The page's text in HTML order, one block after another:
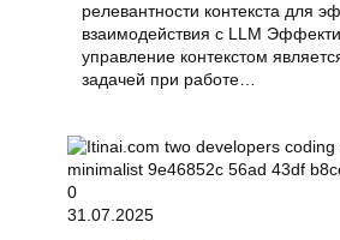
релевантности контекста для
взаимодействия с LLM
управление контекстом
задачей при работе…
31.07.2025